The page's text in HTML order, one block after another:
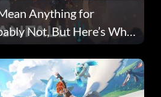
Anything for
Not, But Here’s Why